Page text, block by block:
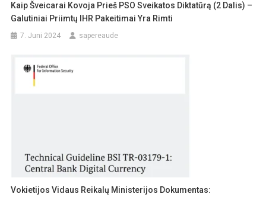
Kaip Šveicarai Kovoja Prieš PSO Sveikatos Diktatūrą (2 Dalis) –
Galutiniai Priimtų IHR Pakeitimai Yra Rimti
7. Juni 2024 sapereaude
Vokietijos Vidaus Reikalų Ministerijos Dokumentas: